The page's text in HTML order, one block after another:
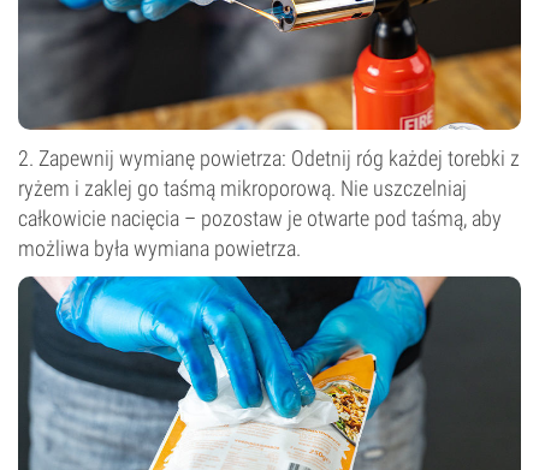
2. Zapewnij wymianę powietrza: Odetnij róg każdej torebki z
ryżem i zaklej go taśmą mikroporową. Nie uszczelniaj
całkowicie nacięcia – pozostaw je otwarte pod taśmą, aby
możliwa była wymiana powietrza.